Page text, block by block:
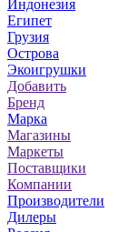
Индонезия
Египет
Грузия
Острова
Экоигрушки
Добавить
Бренд
Марка
Магазины
Маркеты
Поставщики
Компании
Производители
Дилеры